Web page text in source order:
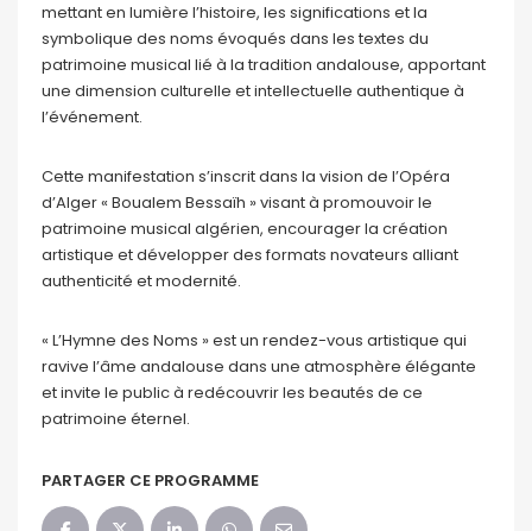
mettant en lumière l’histoire, les significations et la
symbolique des noms évoqués dans les textes du
patrimoine musical lié à la tradition andalouse, apportant
une dimension culturelle et intellectuelle authentique à
l’événement.
Cette manifestation s’inscrit dans la vision de l’Opéra
d’Alger « Boualem Bessaïh » visant à promouvoir le
patrimoine musical algérien, encourager la création
artistique et développer des formats novateurs alliant
authenticité et modernité.
« L’Hymne des Noms » est un rendez-vous artistique qui
ravive l’âme andalouse dans une atmosphère élégante
et invite le public à redécouvrir les beautés de ce
patrimoine éternel.
PARTAGER CE PROGRAMME